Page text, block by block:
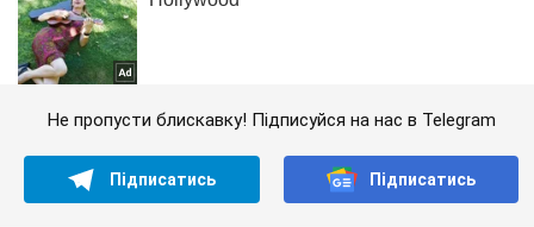
Не пропусти блискавку! Підписуйся на нас в Telegram
Підписатись Підписатись